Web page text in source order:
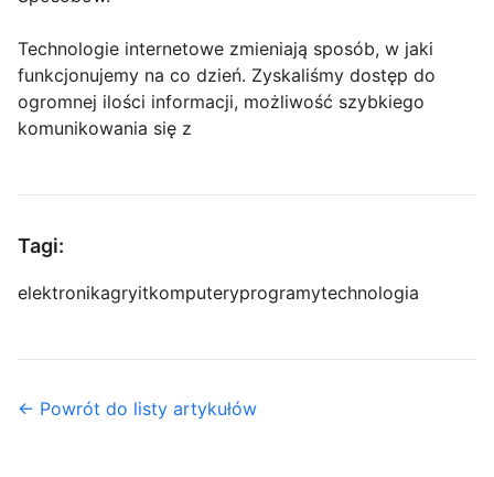
Technologie internetowe zmieniają sposób, w jaki
funkcjonujemy na co dzień. Zyskaliśmy dostęp do
ogromnej ilości informacji, możliwość szybkiego
komunikowania się z
Tagi:
elektronikagryitkomputeryprogramytechnologia
← Powrót do listy artykułów